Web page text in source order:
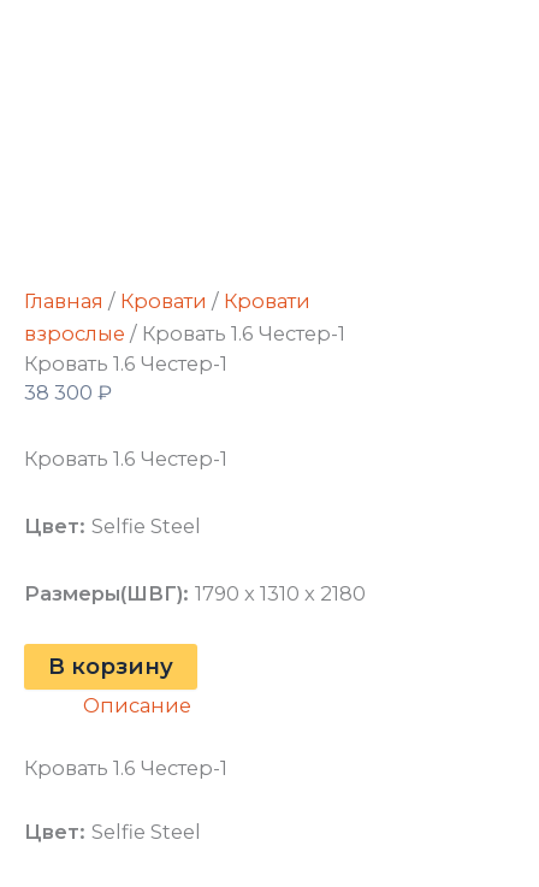
Главная / Кровати / Кровати
взрослые / Кровать 1.6 Честер-1
Кровать 1.6 Честер-1
38 300 ₽
Кровать 1.6 Честер-1
Цвет: Selfie Steel
Размеры(ШВГ): 1790 x 1310 x 2180
В корзину
Описание
Кровать 1.6 Честер-1
Цвет: Selfie Steel